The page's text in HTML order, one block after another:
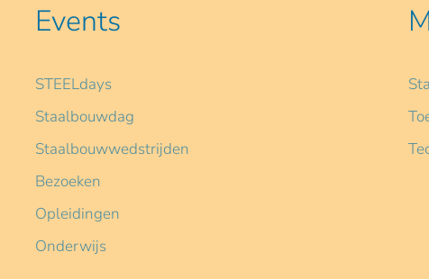
Events
STEELdays
Staalbouwdag
Staalbouwwedstrijden
Bezoeken
Opleidingen
Onderwijs